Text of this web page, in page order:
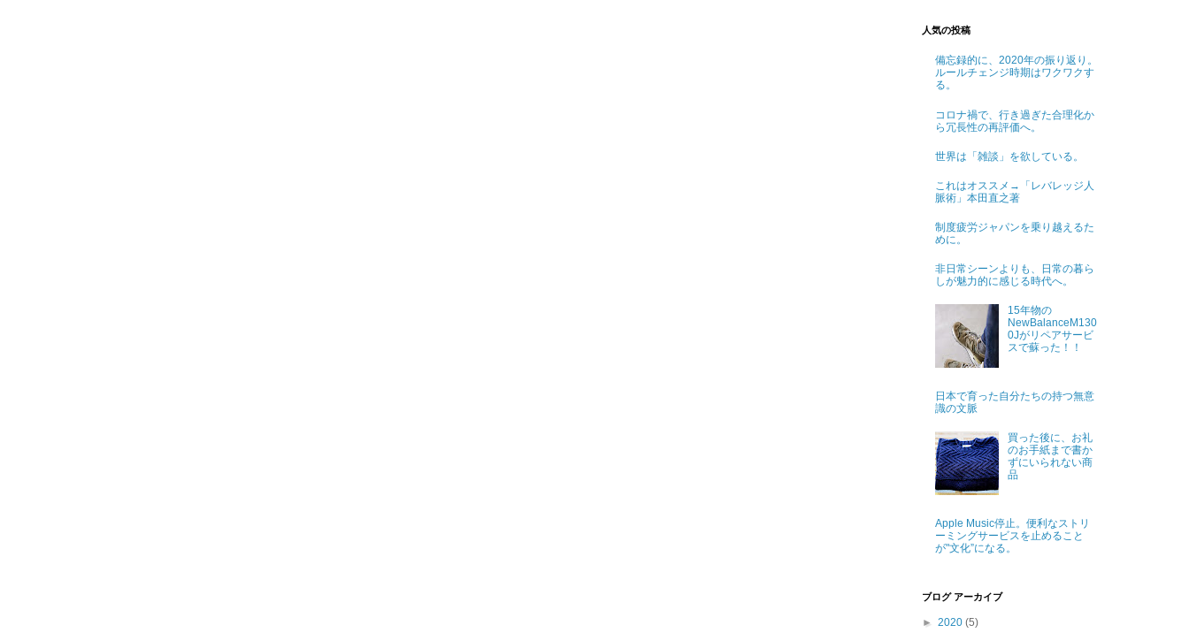
人気の投稿
備忘録的に、2020年の振り返り。
ルールチェンジ時期はワクワクす
る。
コロナ禍で、行き過ぎた合理化か
ら冗長性の再評価へ。
世界は「雑談」を欲している。
これはオススメ→「レバレッジ人
脈術」本田直之著
制度疲労ジャパンを乗り越えるた
めに。
非日常シーンよりも、日常の暮ら
しが魅力的に感じる時代へ。
15年物の
NewBalanceM130
0Jがリペアサービ
スで蘇った！！
日本で育った自分たちの持つ無意
識の文脈
買った後に、お礼
のお手紙まで書か
ずにいられない商
品
Apple Music停止。便利なストリ
ーミングサービスを止めること
が"文化”になる。
ブログ アーカイブ
► 2020 (5)